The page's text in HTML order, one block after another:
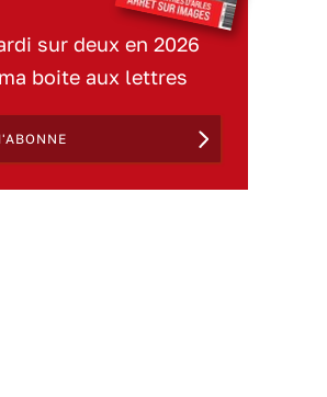
sur deux en 2026
boite aux lettres